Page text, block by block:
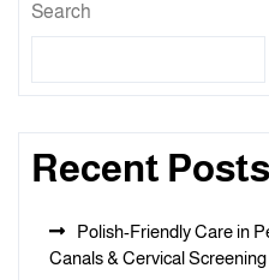
Search
Recent Posts
Polish-Friendly Care in
Canals & Cervical Screening